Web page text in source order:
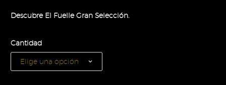
Descubre El Fuelle Gran Selección.
Cantidad
Elige una opción